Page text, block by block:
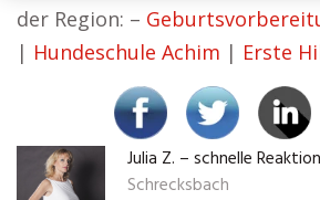
der Region: –
| Hundeschule Achim | Erste
Julia Z. – schnelle
Schrecksbach